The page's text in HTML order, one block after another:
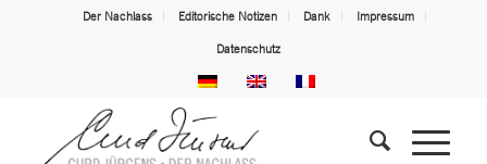
Der Nachlass Editorische Notizen Dank Impressum
Datenschutz